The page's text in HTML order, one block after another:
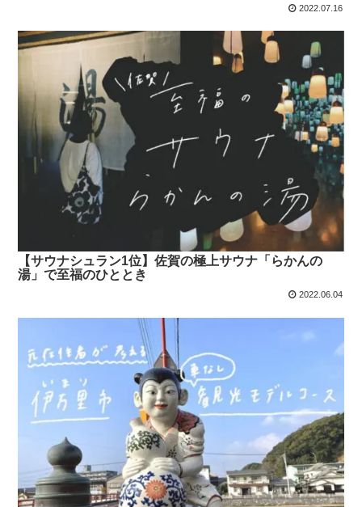
2022.07.16
【サウナシュラン1位】佐賀の極上サウナ「らかんの
湯」で至福のひととき
2022.06.04